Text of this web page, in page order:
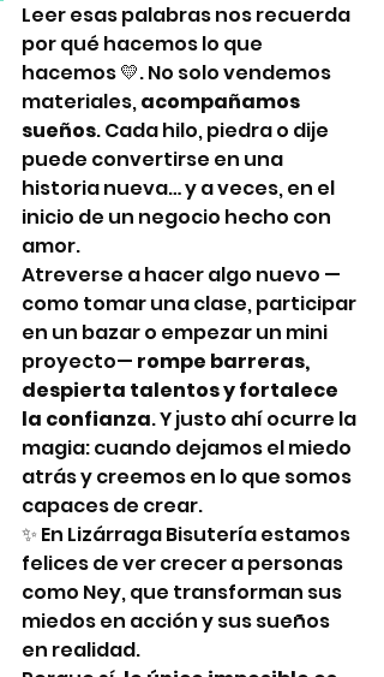
Leer esas palabras nos recuerda
por qué hacemos lo que
hacemos 💛. No solo vendemos
materiales, acompañamos
sueños. Cada hilo, piedra o dije
puede convertirse en una
historia nueva… y a veces, en el
inicio de un negocio hecho con
amor.
Atreverse a hacer algo nuevo —
como tomar una clase, participar
en un bazar o empezar un mini
proyecto— rompe barreras,
despierta talentos y fortalece
la confianza. Y justo ahí ocurre la
magia: cuando dejamos el miedo
atrás y creemos en lo que somos
capaces de crear.
✨ En Lizárraga Bisutería estamos
felices de ver crecer a personas
como Ney, que transforman sus
miedos en acción y sus sueños
en realidad.